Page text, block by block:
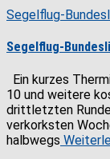
Segelflug-
Segelflug-
Ein kurzes
10 und weitere
drittletzten
verkorksten
halbwegs